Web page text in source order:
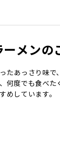
メンの
たあっさり味
何度でも食べ
めしています。